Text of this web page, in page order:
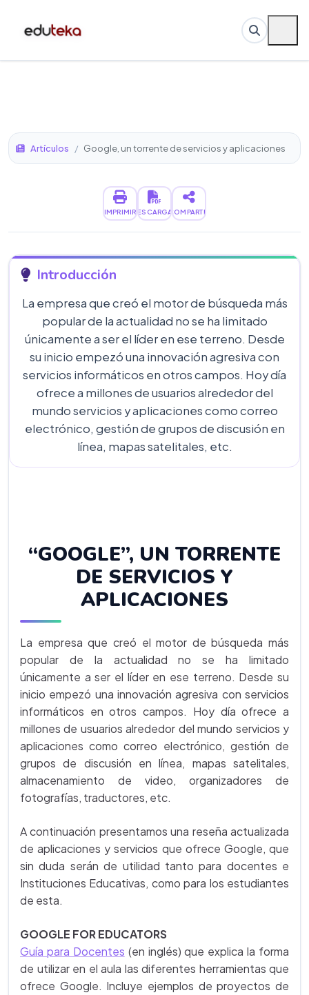
Artículos / Google, un torrente de servicios y aplicaciones
IMPRIMIRDESCARGARCOMPARTIR
Introducción
La empresa que creó el motor de búsqueda más
popular de la actualidad no se ha limitado
únicamente a ser el líder en ese terreno. Desde
su inicio empezó una innovación agresiva con
servicios informáticos en otros campos. Hoy día
ofrece a millones de usuarios alrededor del
mundo servicios y aplicaciones como correo
electrónico, gestión de grupos de discusión en
línea, mapas satelitales, etc.
“GOOGLE”, UN TORRENTE
DE SERVICIOS Y
APLICACIONES
La empresa que creó el motor de búsqueda más
popular de la actualidad no se ha limitado
únicamente a ser el líder en ese terreno. Desde su
inicio empezó una innovación agresiva con servicios
informáticos en otros campos. Hoy día ofrece a
millones de usuarios alrededor del mundo servicios y
aplicaciones como correo electrónico, gestión de
grupos de discusión en línea, mapas satelitales,
almacenamiento de video, organizadores de
fotografías, traductores, etc.
A continuación presentamos una reseña actualizada
de aplicaciones y servicios que ofrece Google, que
sin duda serán de utilidad tanto para docentes e
Instituciones Educativas, como para los estudiantes
de esta.
GOOGLE FOR EDUCATORS
Guía para Docentes (en inglés) que explica la forma
de utilizar en el aula las diferentes herramientas que
ofrece Google. Incluye ejemplos de proyectos de